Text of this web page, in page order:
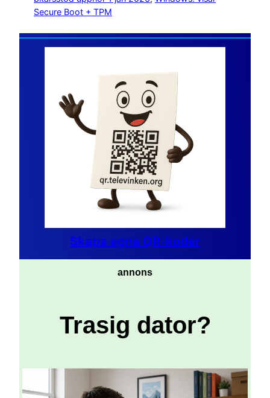
Secure Boot + TPM
Skapa egna QR-koder
annons
Trasig dator?